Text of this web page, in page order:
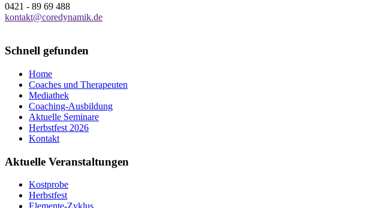
0421 - 89 69 488
kontakt@coredynamik.de
Schnell gefunden
Home
Coaches und Therapeuten
Mediathek
Coaching-Ausbildung
Aktuelle Seminare
Herbstfest 2026
Kontakt
Aktuelle Veranstaltungen
Kostprobe
Herbstfest